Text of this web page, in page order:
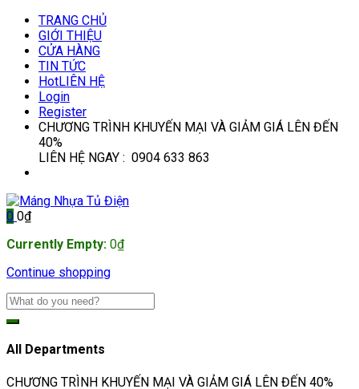
TRANG CHỦ
GIỚI THIỆU
CỬA HÀNG
TIN TỨC
HotLIÊN HỆ
Login
Register
CHƯƠNG TRÌNH KHUYẾN MẠI VÀ GIẢM GIÁ LÊN ĐẾN
40%
LIÊN HỆ NGAY : 0904 633 863
0 0₫
Currently Empty: 0₫
Continue shopping
All Departments
CHƯƠNG TRÌNH KHUYẾN MẠI VÀ GIẢM GIÁ LÊN ĐẾN 40%